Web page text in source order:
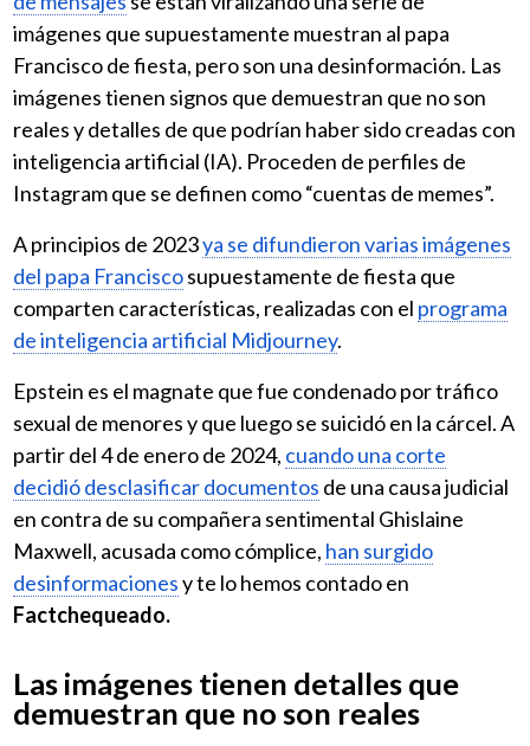
imágenes que supuestamente muestran al papa
Francisco de fiesta, pero son una desinformación. Las
imágenes tienen signos que demuestran que no son
reales y detalles de que podrían haber sido creadas con
inteligencia artificial (IA). Proceden de perfiles de
Instagram que se definen como “cuentas de memes”.
A principios de 2023ya se difundieron varias imágenes
del papa Franciscosupuestamente de fiesta que
comparten características, realizadas con el programa
de inteligencia artificial Midjourney.
Epstein es el magnate que fue condenado por tráfico
sexual de menores y que luego se suicidó en la cárcel. A
partir del 4 de enero de 2024, cuando una corte
decidió desclasificar documentos de una causa judicial
en contra de su compañera sentimental Ghislaine
Maxwell, acusada como cómplice, han surgido
desinformacionesy te lo hemos contado en
Factchequeado.
Las imágenes tienen detalles que
demuestran que no son reales